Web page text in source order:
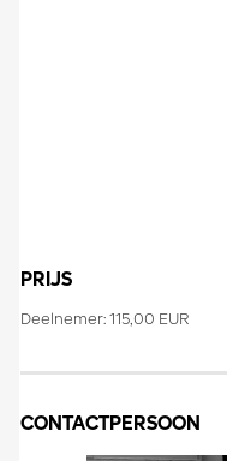
PRIJS
Deelnemer: 115,00 EUR
CONTACTPERSOON